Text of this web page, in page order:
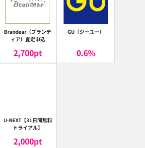
Brandear（ブランデ
ィア）査定申込
2,700pt
GU（ジーユー）
0.6%
U-NEXT【31日間無料
トライアル】
2,000pt